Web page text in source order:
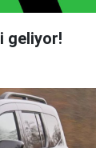
geliyor!